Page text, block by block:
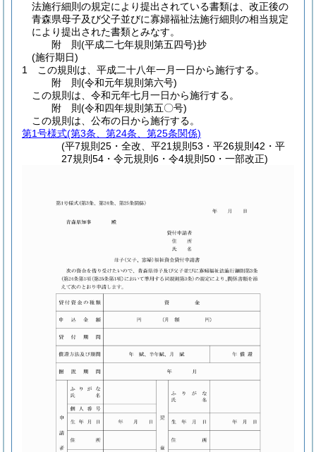
法施行細則の規定により提出されている書類は、改正後の
青森県母子及び父子並びに寡婦福祉法施行細則の相当規定
により提出された書類とみなす。
附 則(平成二七年規則第五四号)抄
(施行期日)
1
この規則は、平成二十八年一月一日から施行する。
附 則(令和元年規則第六号)
この規則は、令和元年七月一日から施行する。
附 則(令和四年規則第五〇号)
この規則は、公布の日から施行する。
第1号様式(第3条、第24条、第25条関係)
(平7規則25・全改、平21規則53・平26規則42・平
27規則54・令元規則6・令4規則50・一部改正)